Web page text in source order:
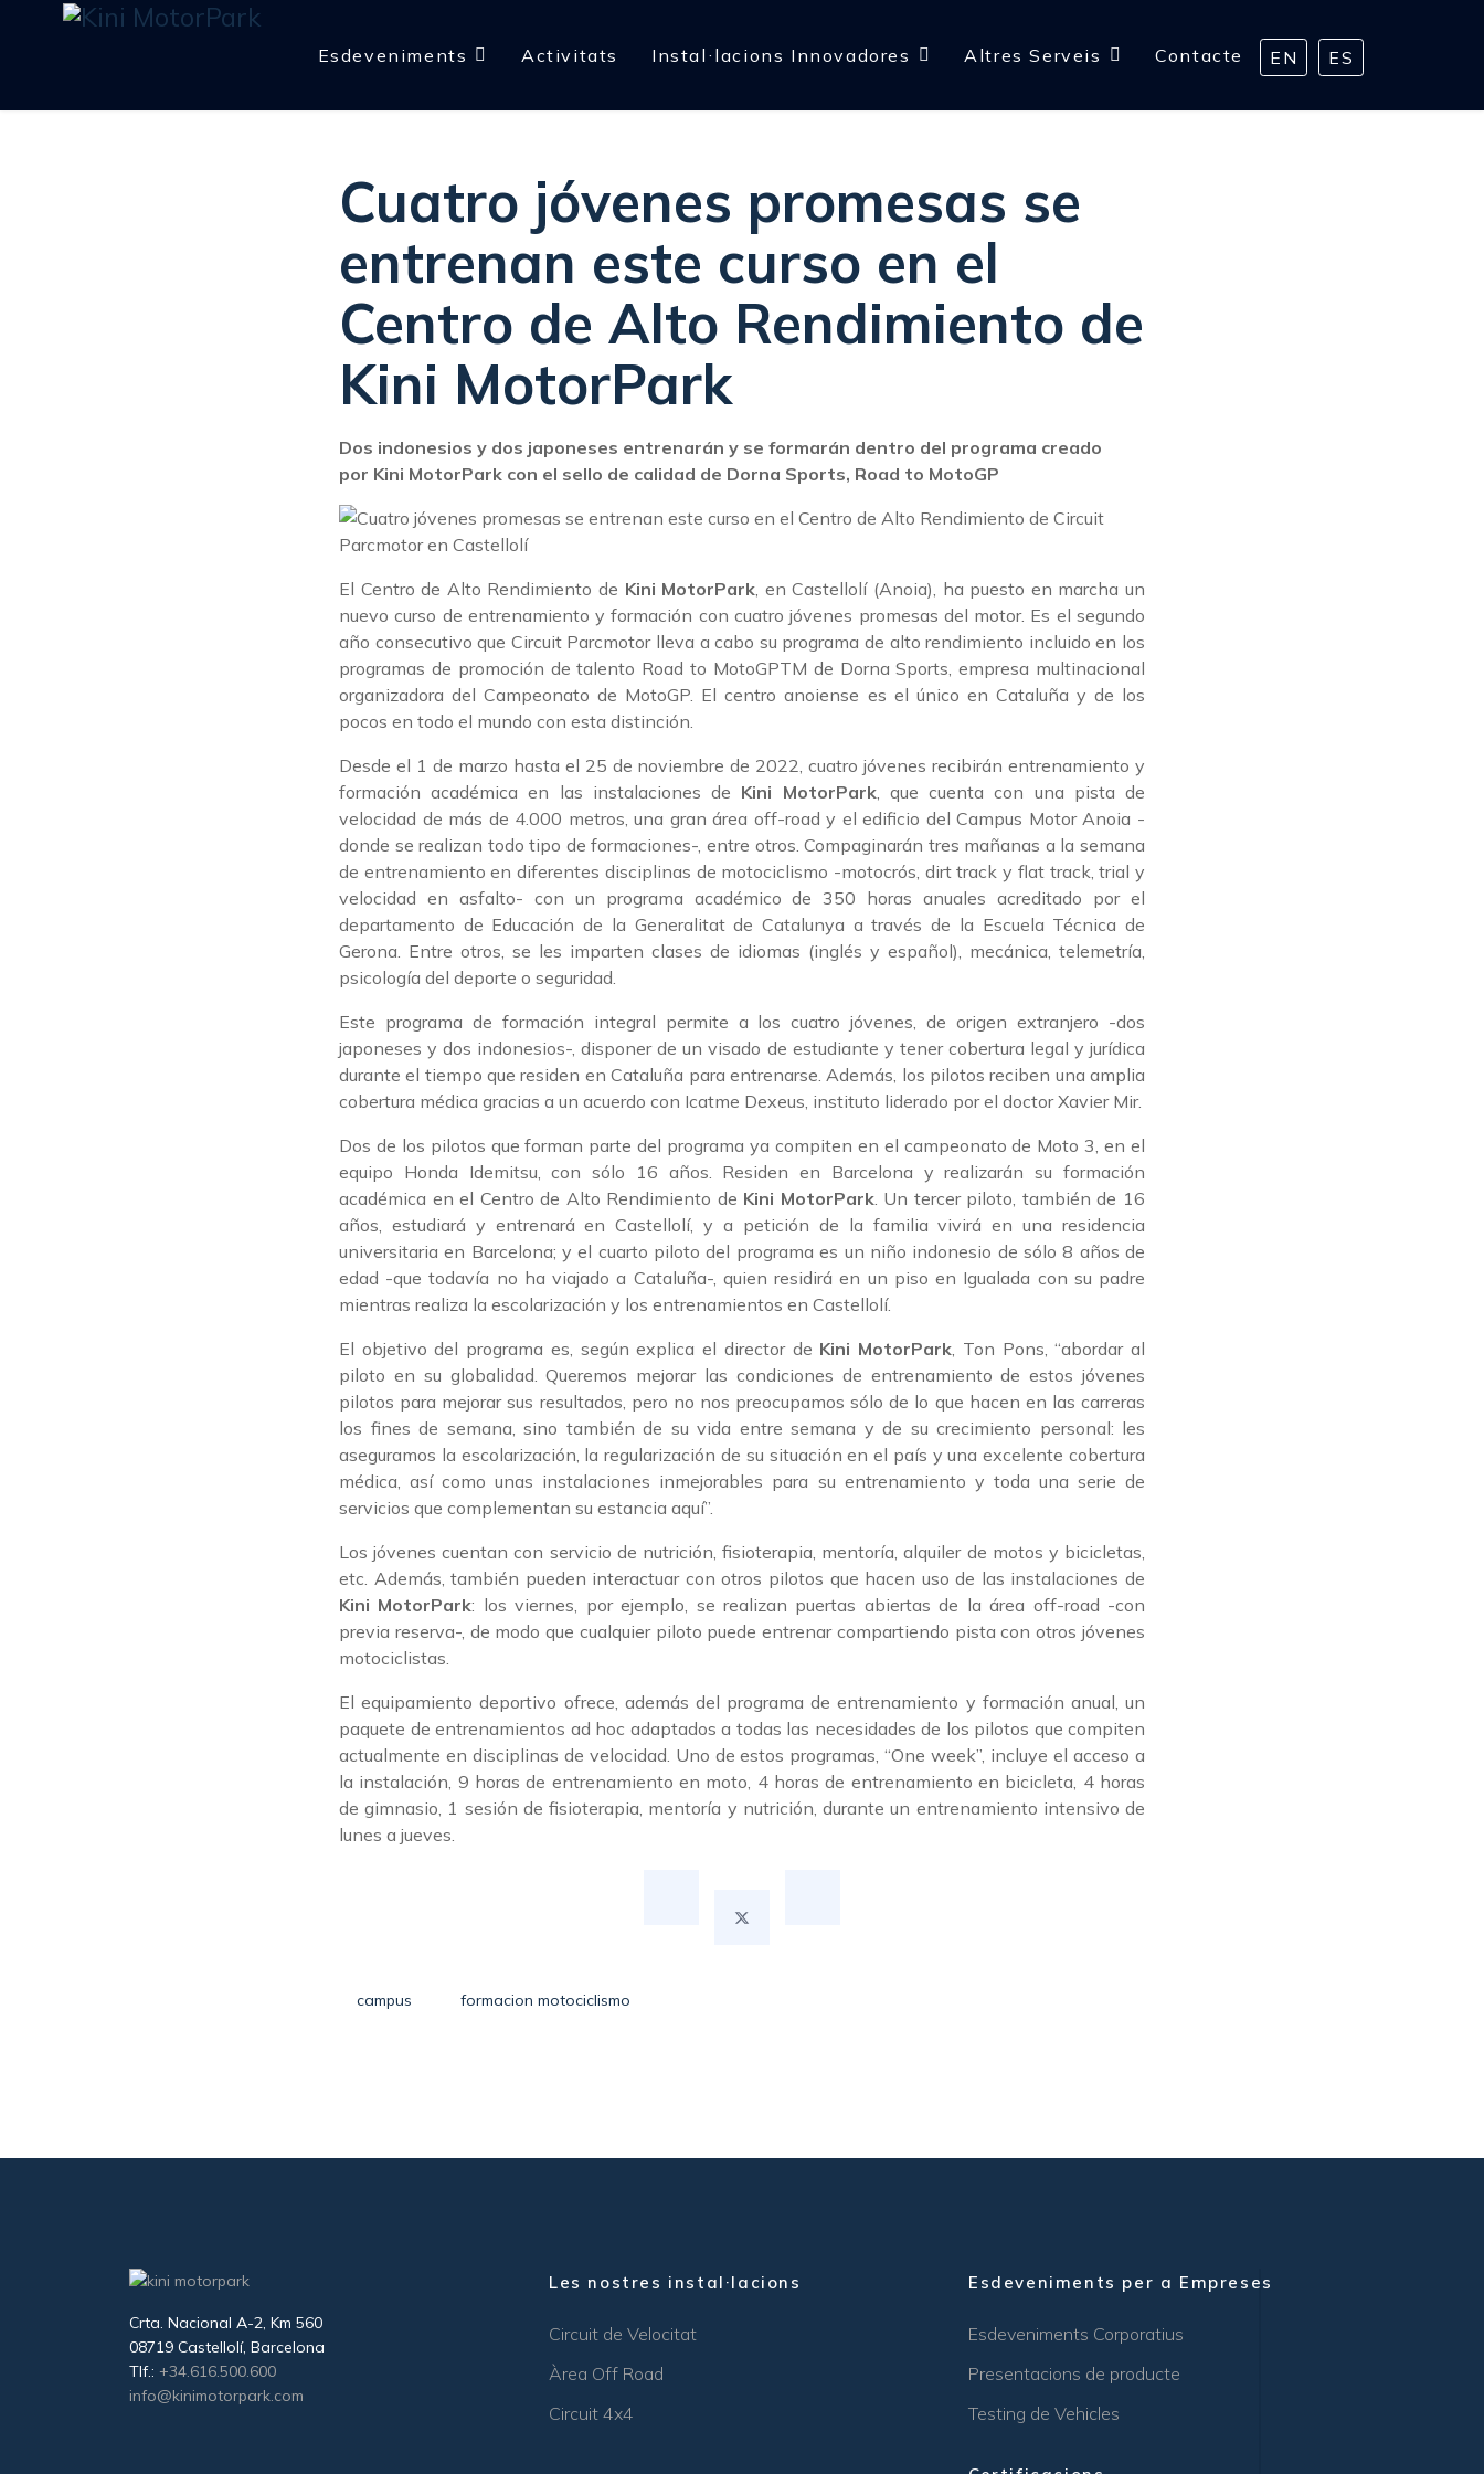
Esdeveniments Activitats Instal·lacions Innovadores Altres Serveis Contacte EN ES
Cuatro jóvenes promesas se
entrenan este curso en el
Centro de Alto Rendimiento de
Kini MotorPark
Dos indonesios y dos japoneses entrenarán y se formarán dentro del programa creado
por Kini MotorPark con el sello de calidad de Dorna Sports, Road to MotoGP
El Centro de Alto Rendimiento de Kini MotorPark, en Castellolí (Anoia), ha puesto en marcha un
nuevo curso de entrenamiento y formación con cuatro jóvenes promesas del motor. Es el segundo
año consecutivo que Circuit Parcmotor lleva a cabo su programa de alto rendimiento incluido en los
programas de promoción de talento Road to MotoGPTM de Dorna Sports, empresa multinacional
organizadora del Campeonato de MotoGP. El centro anoiense es el único en Cataluña y de los
pocos en todo el mundo con esta distinción.
Desde el 1 de marzo hasta el 25 de noviembre de 2022, cuatro jóvenes recibirán entrenamiento y
formación académica en las instalaciones de Kini MotorPark, que cuenta con una pista de
velocidad de más de 4.000 metros, una gran área off-road y el edificio del Campus Motor Anoia -
donde se realizan todo tipo de formaciones-, entre otros. Compaginarán tres mañanas a la semana
de entrenamiento en diferentes disciplinas de motociclismo -motocrós, dirt track y flat track, trial y
velocidad en asfalto- con un programa académico de 350 horas anuales acreditado por el
departamento de Educación de la Generalitat de Catalunya a través de la Escuela Técnica de
Gerona. Entre otros, se les imparten clases de idiomas (inglés y español), mecánica, telemetría,
psicología del deporte o seguridad.
Este programa de formación integral permite a los cuatro jóvenes, de origen extranjero -dos
japoneses y dos indonesios-, disponer de un visado de estudiante y tener cobertura legal y jurídica
durante el tiempo que residen en Cataluña para entrenarse. Además, los pilotos reciben una amplia
cobertura médica gracias a un acuerdo con Icatme Dexeus, instituto liderado por el doctor Xavier Mir.
Dos de los pilotos que forman parte del programa ya compiten en el campeonato de Moto 3, en el
equipo Honda Idemitsu, con sólo 16 años. Residen en Barcelona y realizarán su formación
académica en el Centro de Alto Rendimiento de Kini MotorPark. Un tercer piloto, también de 16
años, estudiará y entrenará en Castellolí, y a petición de la familia vivirá en una residencia
universitaria en Barcelona; y el cuarto piloto del programa es un niño indonesio de sólo 8 años de
edad -que todavía no ha viajado a Cataluña-, quien residirá en un piso en Igualada con su padre
mientras realiza la escolarización y los entrenamientos en Castellolí.
El objetivo del programa es, según explica el director de Kini MotorPark, Ton Pons, “abordar al
piloto en su globalidad. Queremos mejorar las condiciones de entrenamiento de estos jóvenes
pilotos para mejorar sus resultados, pero no nos preocupamos sólo de lo que hacen en las carreras
los fines de semana, sino también de su vida entre semana y de su crecimiento personal: les
aseguramos la escolarización, la regularización de su situación en el país y una excelente cobertura
médica, así como unas instalaciones inmejorables para su entrenamiento y toda una serie de
servicios que complementan su estancia aquí”.
Los jóvenes cuentan con servicio de nutrición, fisioterapia, mentoría, alquiler de motos y bicicletas,
etc. Además, también pueden interactuar con otros pilotos que hacen uso de las instalaciones de
Kini MotorPark: los viernes, por ejemplo, se realizan puertas abiertas de la área off-road -con
previa reserva-, de modo que cualquier piloto puede entrenar compartiendo pista con otros jóvenes
motociclistas.
El equipamiento deportivo ofrece, además del programa de entrenamiento y formación anual, un
paquete de entrenamientos ad hoc adaptados a todas las necesidades de los pilotos que compiten
actualmente en disciplinas de velocidad. Uno de estos programas, “One week”, incluye el acceso a
la instalación, 9 horas de entrenamiento en moto, 4 horas de entrenamiento en bicicleta, 4 horas
de gimnasio, 1 sesión de fisioterapia, mentoría y nutrición, durante un entrenamiento intensivo de
lunes a jueves.
campus formacion motociclismo
Crta. Nacional A-2, Km 560
08719 Castellolí, Barcelona
Tlf.: +34.616.500.600
info@kinimotorpark.com
Les nostres instal·lacions
Circuit de Velocitat
Àrea Off Road
Circuit 4x4
Esdeveniments per a Empreses
Esdeveniments Corporatius
Presentacions de producte
Testing de Vehicles